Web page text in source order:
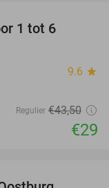
1 tot 6
9.6 star
Regulier €43,50
€29